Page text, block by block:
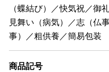
（蝶結び）／快気祝／御
見舞い（病気）／志（仏
事）／粗供養／簡易包装
商品記号